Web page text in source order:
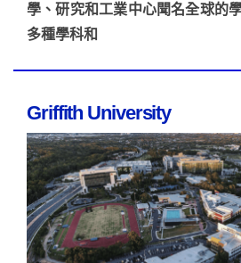
學、研究和工業中心聞名全球的
多種學科和
Griffith University